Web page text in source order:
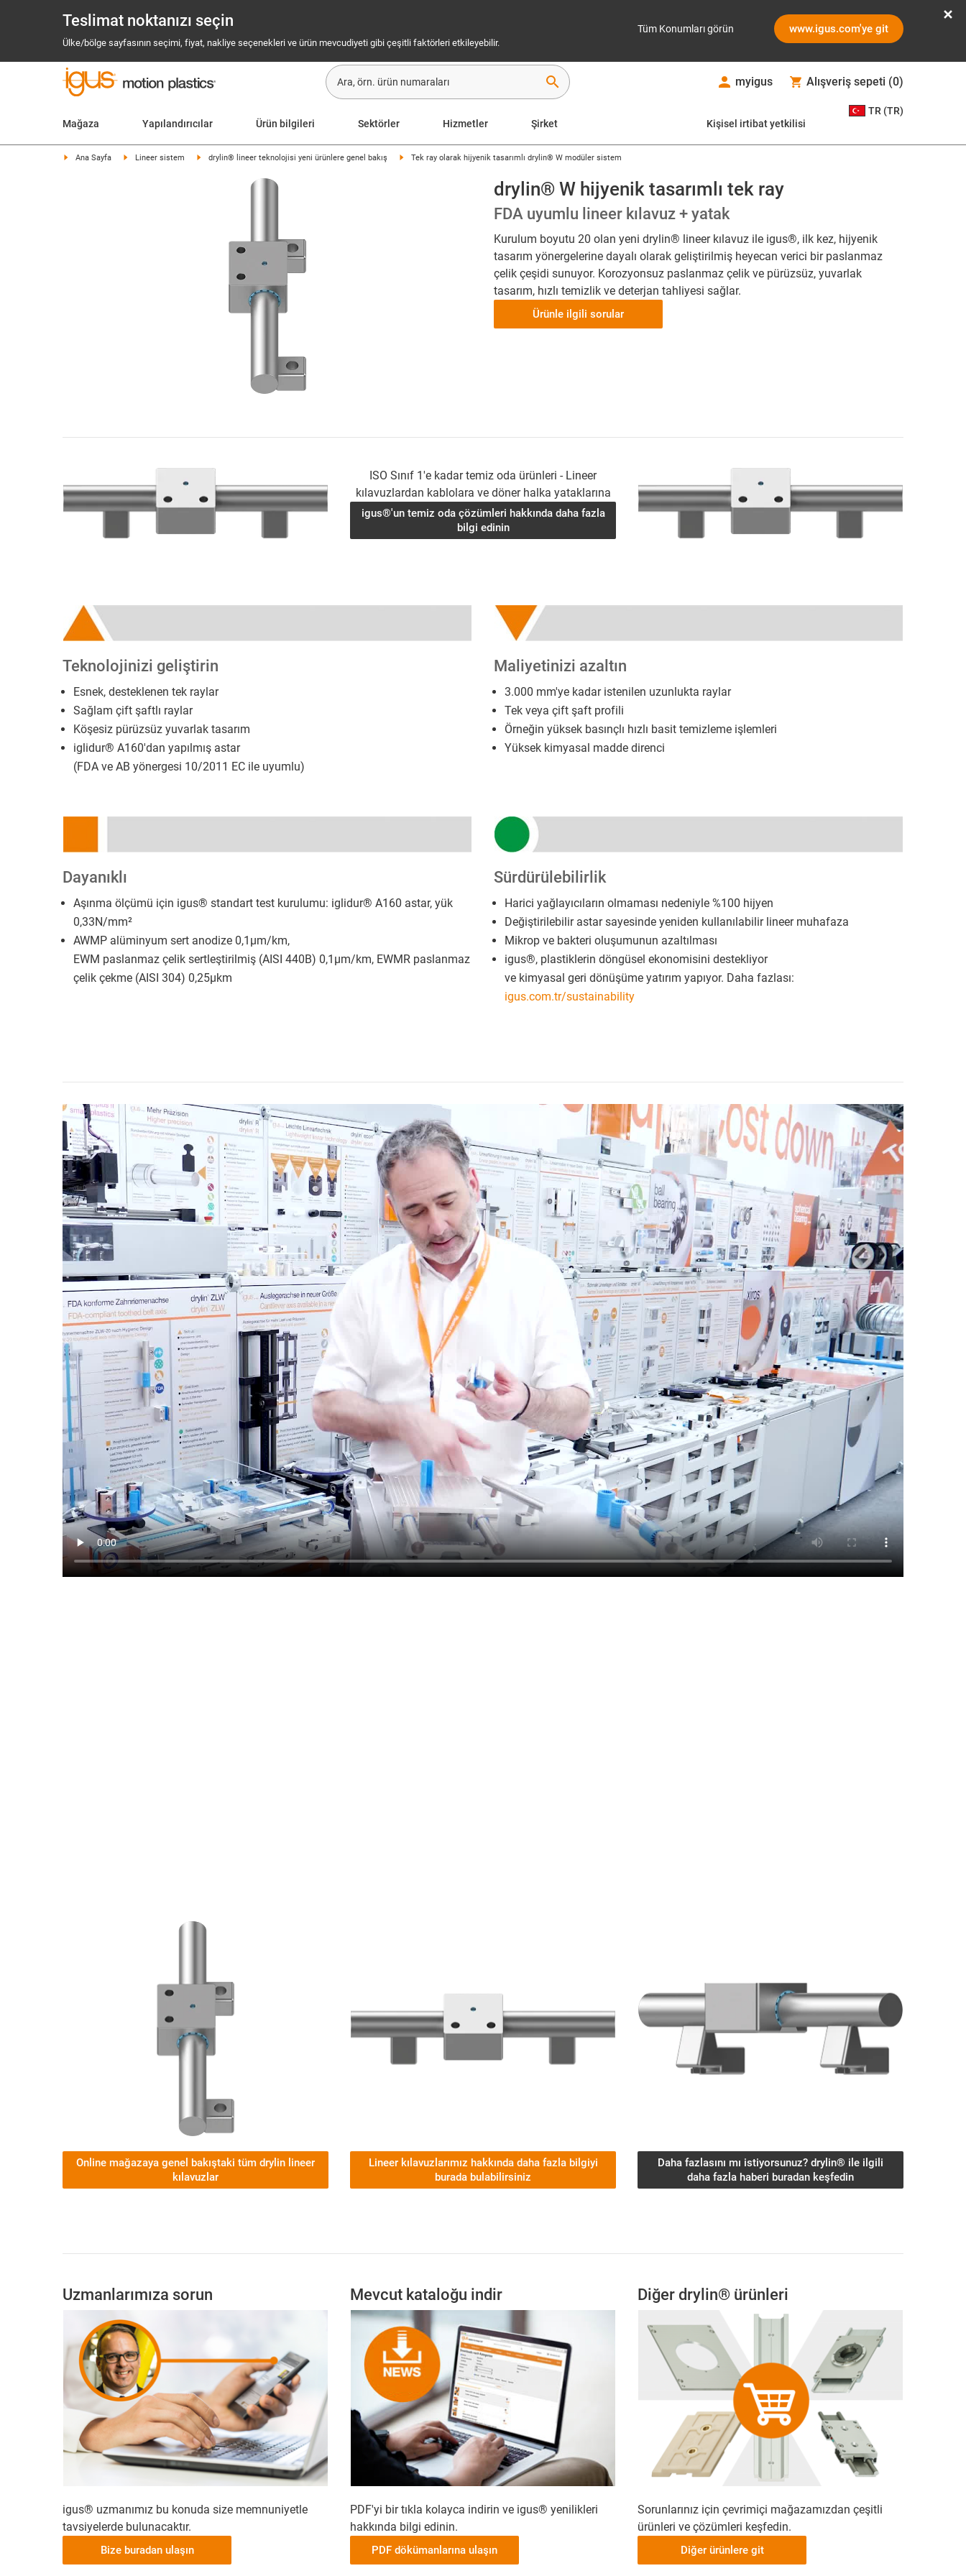
Teslimat noktanızı seçin
Ülke/bölge sayfasının seçimi, fiyat, nakliye seçenekleri ve ürün mevcudiyeti gibi çeşitli faktörleri etkileyebilir.
Tüm Konumları görün www.igus.com'ye git
search myigus Alışveriş sepeti (0)
Mağaza Yapılandırıcılar Ürün bilgileri Sektörler Hizmetler Şirket Kişisel irtibat yetkilisi
TR (TR)
Ana Sayfa Lineer sistem drylin® lineer teknolojisi yeni ürünlere genel bakış Tek ray olarak hijyenik tasarımlı drylin® W modüler sistem
drylin® W hijyenik tasarımlı tek ray
FDA uyumlu lineer kılavuz + yatak
Kurulum boyutu 20 olan yeni drylin® lineer kılavuz ile igus®, ilk kez, hijyenik
tasarım yönergelerine dayalı olarak geliştirilmiş heyecan verici bir paslanmaz
çelik çeşidi sunuyor. Korozyonsuz paslanmaz çelik ve pürüzsüz, yuvarlak
tasarım, hızlı temizlik ve deterjan tahliyesi sağlar.
Ürünle ilgili sorular
ISO Sınıf 1'e kadar temiz oda ürünleri - Lineer
kılavuzlardan kablolara ve döner halka yataklarına
igus®'un temiz oda çözümleri hakkında daha fazla
bilgi edinin
Teknolojinizi geliştirin
Esnek, desteklenen tek raylar
Sağlam çift şaftlı raylar
Köşesiz pürüzsüz yuvarlak tasarım
iglidur® A160'dan yapılmış astar
(FDA ve AB yönergesi 10/2011 EC ile uyumlu)
Maliyetinizi azaltın
3.000 mm'ye kadar istenilen uzunlukta raylar
Tek veya çift şaft profili
Örneğin yüksek basınçlı hızlı basit temizleme işlemleri
Yüksek kimyasal madde direnci
Dayanıklı
Aşınma ölçümü için igus® standart test kurulumu: iglidur® A160 astar, yük
0,33N/mm²
AWMP alüminyum sert anodize 0,1µm/km,
EWM paslanmaz çelik sertleştirilmiş (AISI 440B) 0,1µm/km, EWMR paslanmaz
çelik çekme (AISI 304) 0,25µkm
Sürdürülebilirlik
Harici yağlayıcıların olmaması nedeniyle %100 hijyen
Değiştirilebilir astar sayesinde yeniden kullanılabilir lineer muhafaza
Mikrop ve bakteri oluşumunun azaltılması
igus®, plastiklerin döngüsel ekonomisini destekliyor
ve kimyasal geri dönüşüme yatırım yapıyor. Daha fazlası:
igus.com.tr/sustainability
Online mağazaya genel bakıştaki tüm drylin lineer
kılavuzlar
Lineer kılavuzlarımız hakkında daha fazla bilgiyi
burada bulabilirsiniz
Daha fazlasını mı istiyorsunuz? drylin® ile ilgili
daha fazla haberi buradan keşfedin
Uzmanlarımıza sorun
igus® uzmanımız bu konuda size memnuniyetle
tavsiyelerde bulunacaktır.
Bize buradan ulaşın
Mevcut kataloğu indir
PDF'yi bir tıkla kolayca indirin ve igus® yenilikleri
hakkında bilgi edinin.
PDF dökümanlarına ulaşın
Diğer drylin® ürünleri
Sorunlarınız için çevrimiçi mağazamızdan çeşitli
ürünleri ve çözümleri keşfedin.
Diğer ürünlere git